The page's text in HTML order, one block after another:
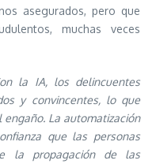
asegurados, pero que
muchas veces
la IA, los delincuentes
y convincentes, lo que
La automatización
que las personas
la propagación de las